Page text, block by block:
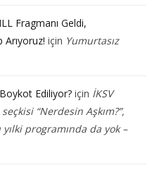
Fragmanı Geldi,
için Yumurtasız
Ediliyor? için İKSV
“Nerdesin Aşkım?”,
programında da yok –